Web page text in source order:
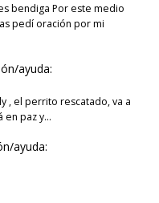
bendiga Por este medio
pedí oración por mi
ayuda:
, el perrito rescatado, va a
en paz y…
ayuda: